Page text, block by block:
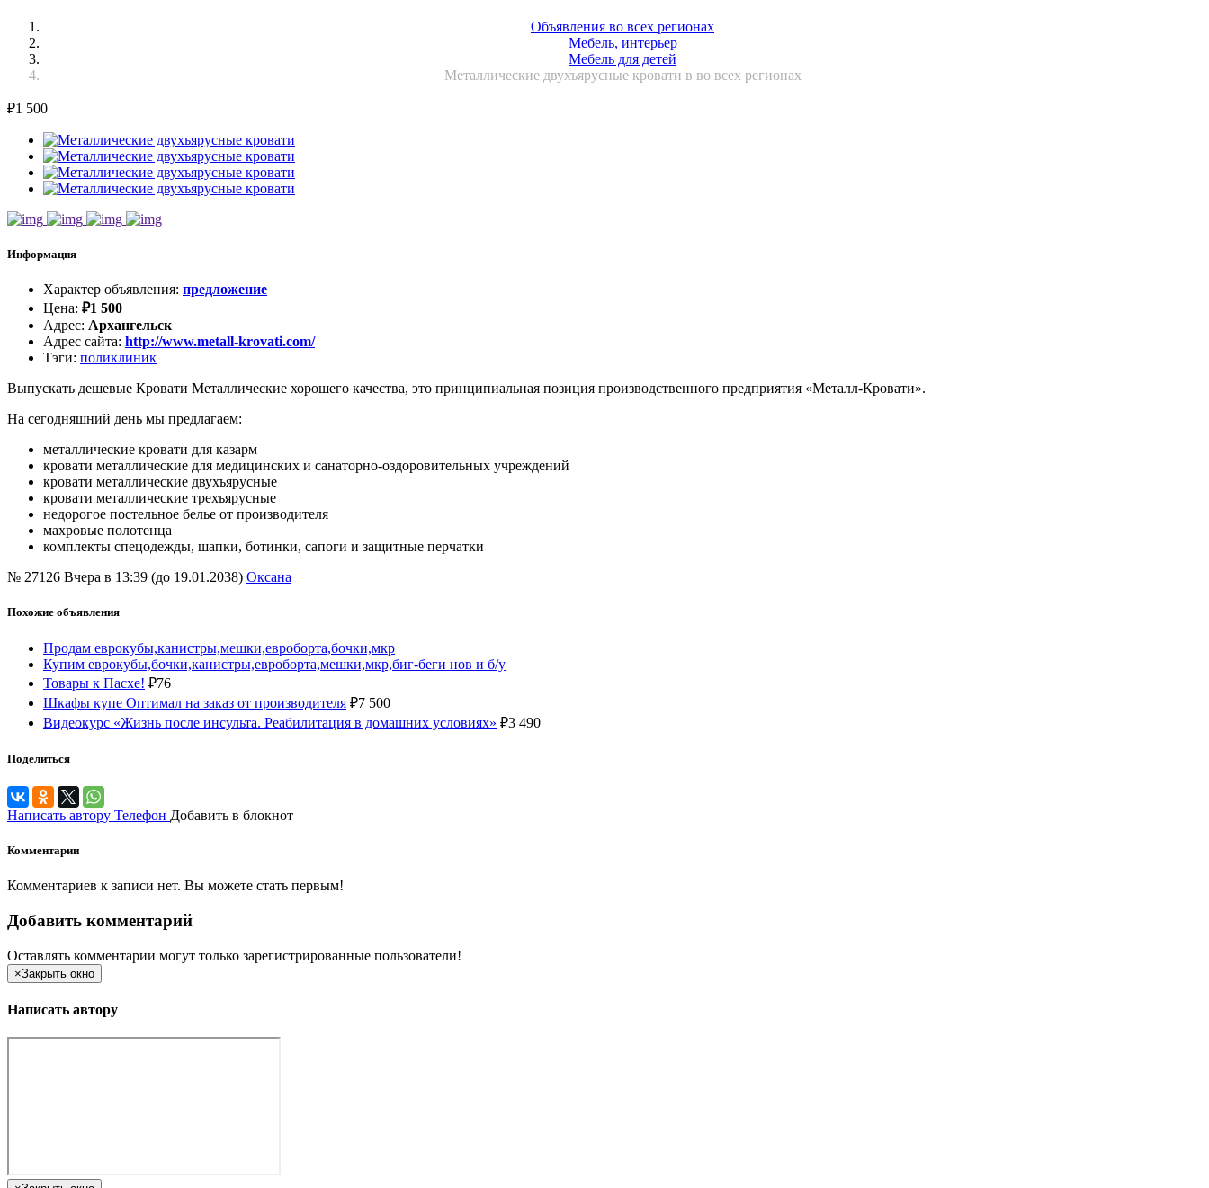
Объявления во всех регионах
Мебель, интерьер
Мебель для детей
Металлические двухъярусные кровати в во всех регионах
₽1 500
Информация
Характер объявления: предложение
Цена: ₽1 500
Адрес: Архангельск
Адрес сайта: http://www.metall-krovati.com/
Тэги: поликлиник
Выпускать дешевые Кровати Металлические хорошего качества, это принципиальная позиция производственного предприятия «Металл-Кровати».
На сегодняшний день мы предлагаем:
металлические кровати для казарм
кровати металлические для медицинских и санаторно-оздоровительных учреждений
кровати металлические двухъярусные
кровати металлические трехъярусные
недорогое постельное белье от производителя
махровые полотенца
комплекты спецодежды, шапки, ботинки, сапоги и защитные перчатки
№ 27126 Вчера в 13:39 (до 19.01.2038) Оксана
Похожие объявления
Продам еврокубы,канистры,мешки,евроборта,бочки,мкр
Купим еврокубы,бочки,канистры,евроборта,мешки,мкр,биг-беги нов и б/у
Товары к Пасхе! ₽76
Шкафы купе Оптимал на заказ от производителя ₽7 500
Видеокурс «Жизнь после инсульта. Реабилитация в домашних условиях» ₽3 490
Поделиться
Написать автору Телефон Добавить в блокнот
Комментарии
Комментариев к записи нет. Вы можете стать первым!
Добавить комментарий
Оставлять комментарии могут только зарегистрированные пользователи!
×Закрыть окно
Написать автору